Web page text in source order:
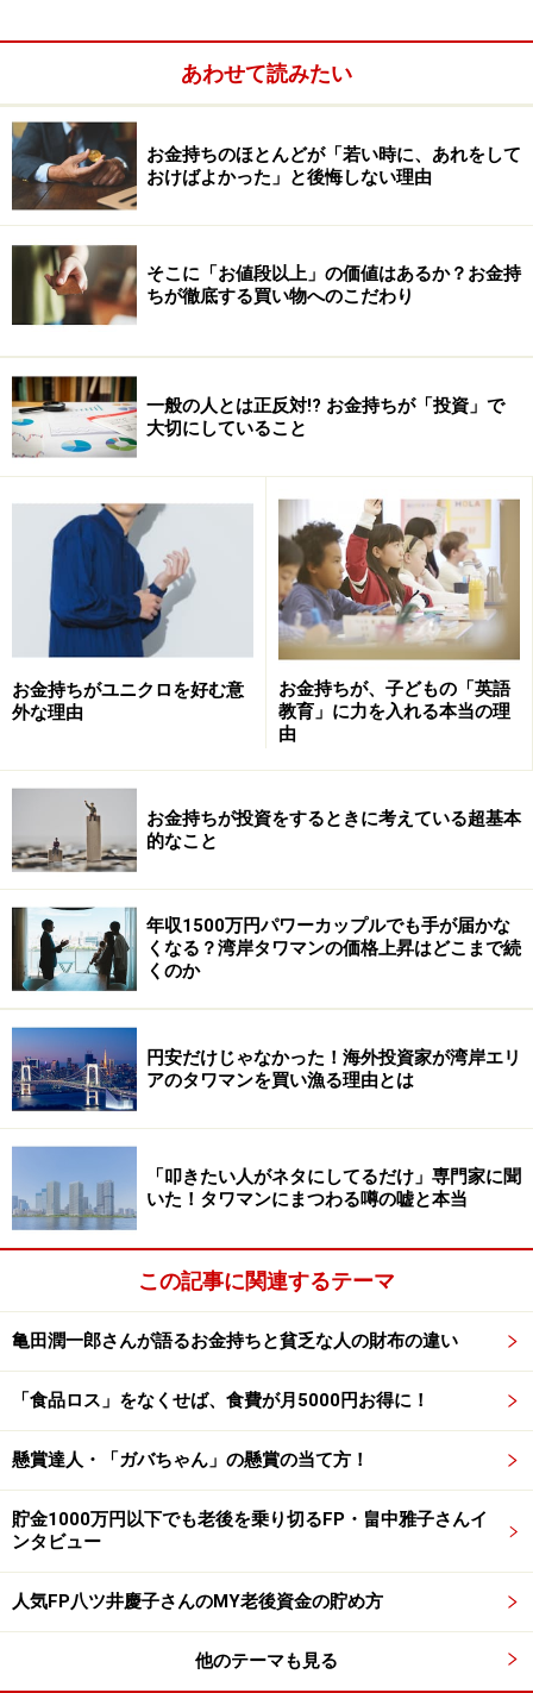
藤田さん：はい。（相続税）評価額の税率が少し圧縮さ
れたかたちで、節税メリットが弱くなったというだけで
すね。相続時に現金で保有しておくよりは、不動産にし
ておいたほうがいいというのは変わりませんし、「相続
税対策として買われなくなり、今度こそ（タワマン価格
は）暴落だ！」なんて騒がれていましたけれど、タワマ
ンを叩きたい人がネタにしているだけで、もともと分か
っていたことが法律に反映されただけという認識です。
※1：相続税は財産の評価額に基づいて計算されるが、固
定資産税の評価額が低く設定されることが多いタワーマ
ンションの高層階を相続することで、これらの税金を軽
減できる
※2：納税者と国税当局が争った裁判で、2022年4月19日
納税者側が最高裁で敗訴した判例など
豪華な共用部、各階にあるゴミ捨て場な
ど……とにかく利便性が高い
――Q. タワマンは、エレベーターで5分以上待つなんて話
も聞いたことがあります。藤田さんはタワマンにお住ま
いとのことですが、実際のところ混むのでしょうか？
藤田さん：エレベーターが混むか混まないかでいえば、
かね。朝の7～8時台のピーク時にはそれぐらい混むこと
も稀にあるのかもしれませんが、それがどうしても嫌で
あれば買わなければいいと思いますので……（笑）。タワ
マンには、それを補ってあまりある大きな利便性があり
き場は各階に設置されているし、とにかく暮らしていく
うえでとても便利です。「階数カースト（※）」なんて
ないと思いますよ。個人的に気になったことはないで
す。
※居住フロアの階数（もしくは高層階か低層階か）が、
住居者同士の上下関係に反映されるようなこと
タワマン周辺マンションのほうが底堅い？
あわせて読みたい
お金持ちのほとんどが「若い時に、あれをして
おけばよかった」と後悔しない理由
そこに「お値段以上」の価値はあるか？お金持
ちが徹底する買い物へのこだわり
一般の人とは正反対!? お金持ちが「投資」で
大切にしていること
お金持ちがユニクロを好む意
外な理由
お金持ちが、子どもの「英語
教育」に力を入れる本当の理
由
お金持ちが投資をするときに考えている超基本
的なこと
年収1500万円パワーカップルでも手が届かな
くなる？湾岸タワマンの価格上昇はどこまで続
くのか
円安だけじゃなかった！海外投資家が湾岸エリ
アのタワマンを買い漁る理由とは
「叩きたい人がネタにしてるだけ」専門家に聞
いた！タワマンにまつわる噂の嘘と本当
この記事に関連するテーマ
亀田潤一郎さんが語るお金持ちと貧乏な人の財布の違い
「食品ロス」をなくせば、食費が月5000円お得に！
懸賞達人・「ガバちゃん」の懸賞の当て方！
貯金1000万円以下でも老後を乗り切るFP・畠中雅子さんイ
ンタビュー
人気FP八ツ井慶子さんのMY老後資金の貯め方
他のテーマも見る